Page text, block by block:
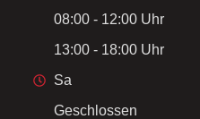
08:00 - 12:00 Uhr
13:00 - 18:00 Uhr
Sa
Geschlossen